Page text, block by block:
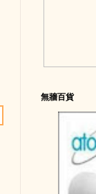
無牆百貨